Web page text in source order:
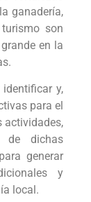
ganadería,
son
en la
y,
para el
actividades,
de dichas
generar
y
local.